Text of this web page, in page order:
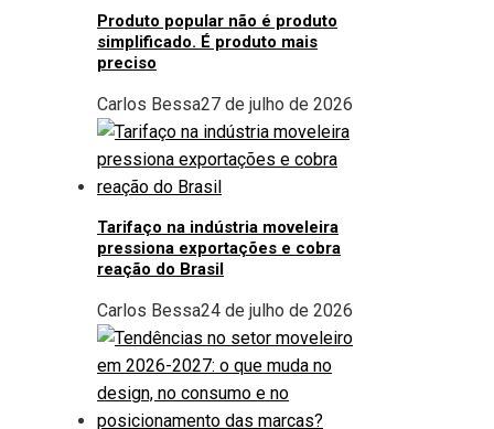
Produto popular não é produto
simplificado. É produto mais
preciso
Carlos Bessa27 de julho de 2026
Tarifaço na indústria moveleira
pressiona exportações e cobra
reação do Brasil
Carlos Bessa24 de julho de 2026